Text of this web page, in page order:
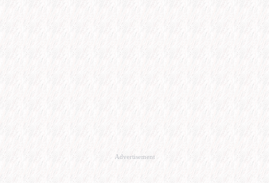
Advertisement